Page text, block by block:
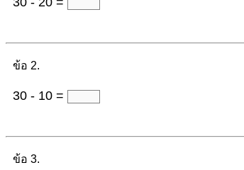
ข้อ 2.
30 - 10 =
ข้อ 3.